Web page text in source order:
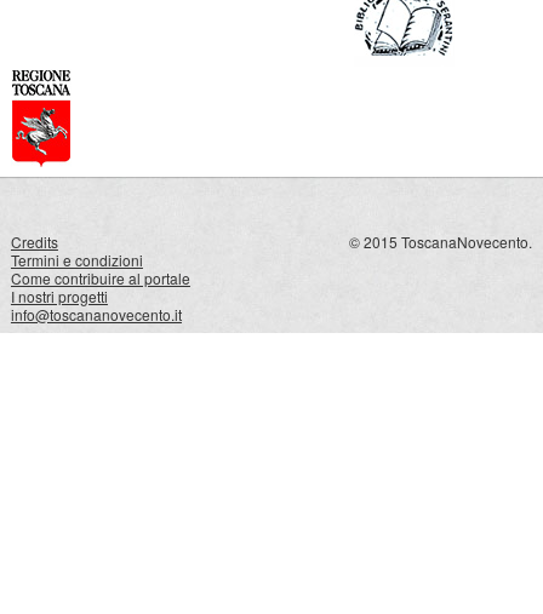
Credits
Termini e condizioni
Come contribuire al portale
I nostri progetti
info@toscananovecento.it
© 2015 ToscanaNovecento.